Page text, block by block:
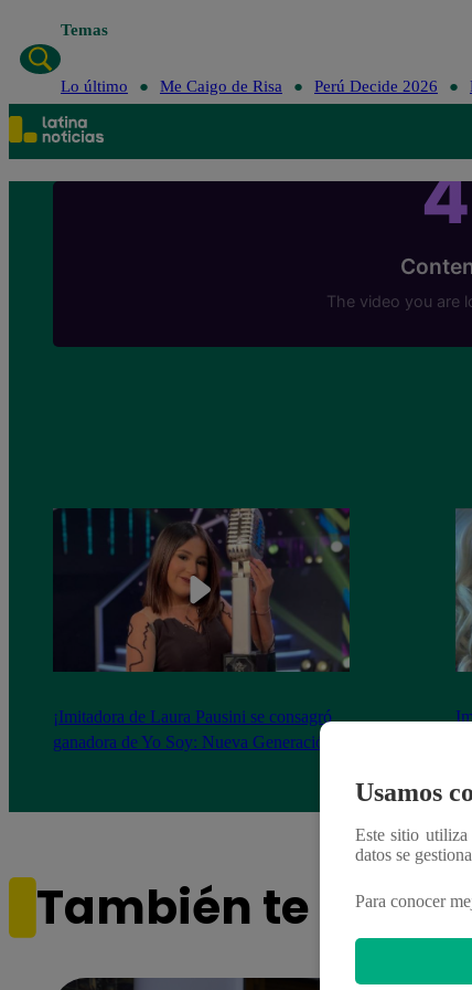
Temas
Lo último Me Caigo de Risa Perú Decide 2026
¡Imitadora de Laura Pausini se consagró
ganadora de Yo Soy: Nueva Generación!
También te
Usamos
Este sitio
datos se
Para conocer